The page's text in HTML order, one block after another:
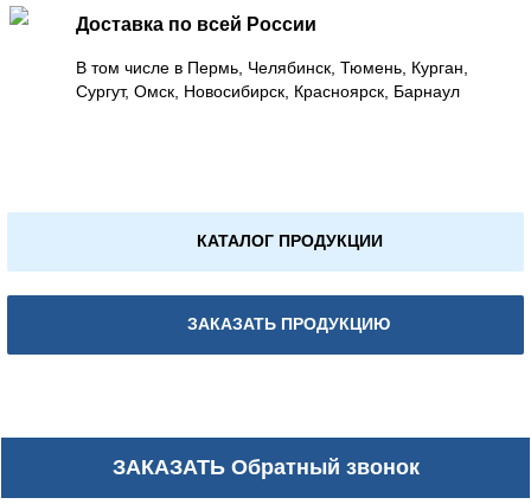
Доставка по всей России
В том числе в Пермь, Челябинск, Тюмень, Курган,
Сургут, Омск, Новосибирск, Красноярск, Барнаул
КАТАЛОГ ПРОДУКЦИИ
ЗАКАЗАТЬ ПРОДУКЦИЮ
ЗАКАЗАТЬОбратный звонок